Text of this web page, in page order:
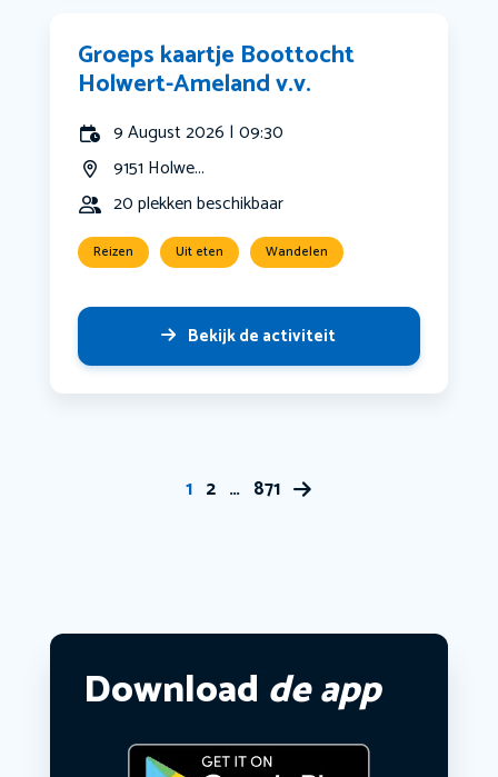
Groeps kaartje Boottocht
Holwert-Ameland v.v.
9 August 2026 | 09:30
9151 Holwe...
20 plekken beschikbaar
Reizen Uit eten Wandelen
Bekijk de activiteit
1 2 … 871
Download de app